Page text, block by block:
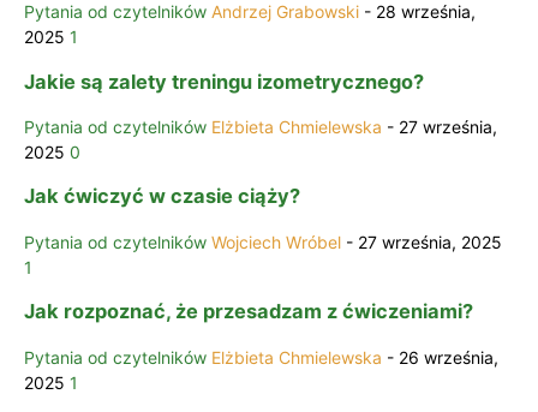
Pytania od czytelników Andrzej Grabowski - 28 września,
2025 1
Jakie są zalety treningu izometrycznego?
Pytania od czytelników Elżbieta Chmielewska - 27 września,
2025 0
Jak ćwiczyć w czasie ciąży?
Pytania od czytelników Wojciech Wróbel - 27 września, 2025
1
Jak rozpoznać, że przesadzam z ćwiczeniami?
Pytania od czytelników Elżbieta Chmielewska - 26 września,
2025 1